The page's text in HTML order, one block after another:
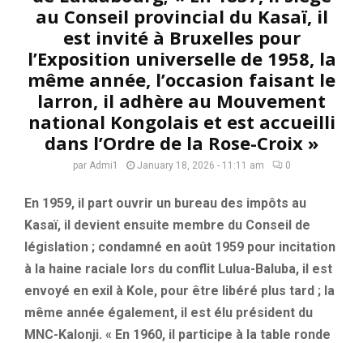
au Conseil provincial du Kasaï, il
est invité à Bruxelles pour
l’Exposition universelle de 1958, la
même année, l’occasion faisant le
larron, il adhère au Mouvement
national Kongolais et est accueilli
dans l’Ordre de la Rose-Croix »
par Admi1 January 18, 2026 - 11:11 am 0
En 1959, il part ouvrir un bureau des impôts au
Kasaï, il devient ensuite membre du Conseil de
législation ; condamné en août 1959 pour incitation
à la haine raciale lors du conflit Lulua-Baluba, il est
envoyé en exil à Kole, pour être libéré plus tard ; la
même année également, il est élu président du
MNC-Kalonji. « En 1960, il participe à la table ronde